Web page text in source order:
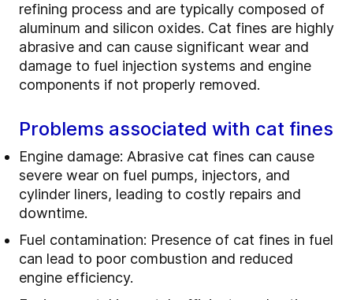
refining process and are typically composed of
aluminum and silicon oxides. Cat fines are highly
abrasive and can cause significant wear and
damage to fuel injection systems and engine
components if not properly removed.
Problems associated with cat fines
Engine damage: Abrasive cat fines can cause
severe wear on fuel pumps, injectors, and
cylinder liners, leading to costly repairs and
downtime.
Fuel contamination: Presence of cat fines in fuel
can lead to poor combustion and reduced
engine efficiency.